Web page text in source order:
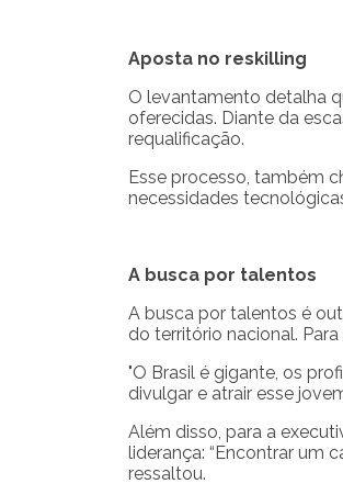
Aposta no reskilling
O levantamento detalha
oferecidas. Diante da
requalificação.
Esse processo, também
necessidades
A busca por talentos
A busca por talentos é
do território nacional.
"O Brasil é gigante, os
divulgar e atrair esse
Além disso, para a
liderança: “Encontrar um
ressaltou.